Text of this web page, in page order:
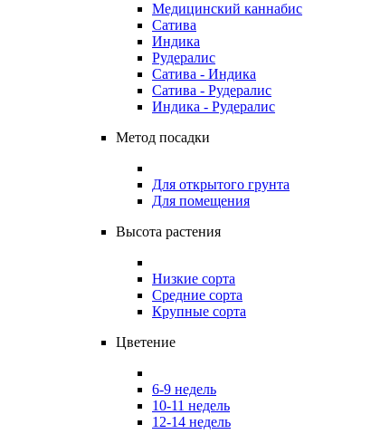
Медицинский каннабис
Сатива
Индика
Рудералис
Сатива - Индика
Сатива - Рудералис
Индика - Рудералис
Метод посадки
Для открытого грунта
Для помещения
Высота растения
Низкие сорта
Средние сорта
Крупные сорта
Цветение
6-9 недель
10-11 недель
12-14 недель